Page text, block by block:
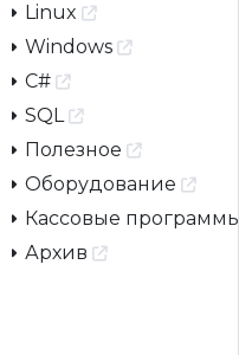
Linux
Windows
C#
SQL
Полезное
Оборудование
Кассовые программы
Архив